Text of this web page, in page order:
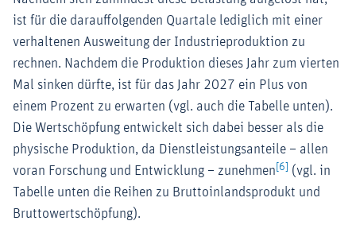
ist für die darauffolgenden Quartale lediglich mit einer
verhaltenen Ausweitung der Industrieproduktion zu
rechnen. Nachdem die Produktion dieses Jahr zum vierten
Mal sinken dürfte, ist für das Jahr 2027 ein Plus von
einem Prozent zu erwarten (vgl. auch die Tabelle unten).
Die Wertschöpfung entwickelt sich dabei besser als die
physische Produktion, da Dienstleistungsanteile – allen
voran Forschung und Entwicklung – zunehmen [6] (vgl. in
Tabelle unten die Reihen zu Bruttoinlandsprodukt und
Bruttowertschöpfung).